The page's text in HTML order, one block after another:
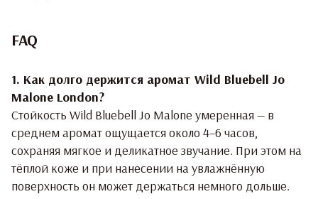
FAQ
1. Как долго держится аромат Wild Bluebell Jo
Malone London?
Стойкость Wild Bluebell Jo Malone умеренная — в
среднем аромат ощущается около 4–6 часов,
сохраняя мягкое и деликатное звучание. При этом на
тёплой коже и при нанесении на увлажнённую
поверхность он может держаться немного дольше.